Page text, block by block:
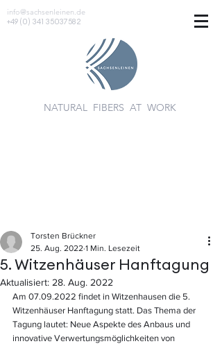
info@sachsenleinen.de
+49 (0) 341 35037582
NATURAL FIBERS AT WORK
5. Witzenhäuser Hanftagung
Torsten Brückner
25. Aug. 2022 1 Min. Lesezeit
Aktualisiert: 28. Aug. 2022
Am 07.09.2022 findet in Witzenhausen die 5.
Witzenhäuser Hanftagung statt. Das Thema der
Tagung lautet: Neue Aspekte des Anbaus und
innovative Verwertungsmöglichkeiten von